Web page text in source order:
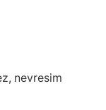
nevresim